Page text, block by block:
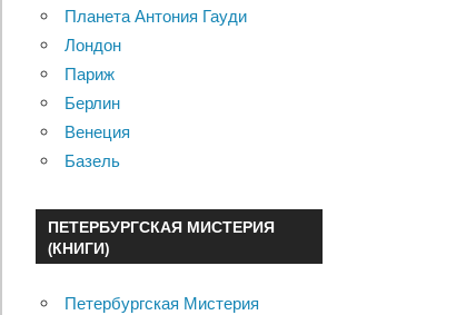
Планета Антония Гауди
Лондон
Париж
Берлин
Венеция
Базель
ПЕТЕРБУРГСКАЯ МИСТЕРИЯ
(КНИГИ)
Петербургская Мистерия